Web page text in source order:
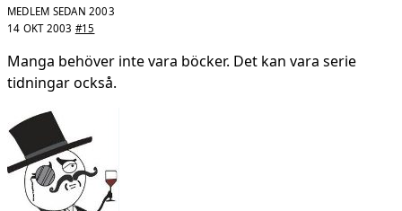
MEDLEM SEDAN 2003
14 OKT 2003 #15
Manga behöver inte vara böcker. Det kan vara serie
tidningar också.